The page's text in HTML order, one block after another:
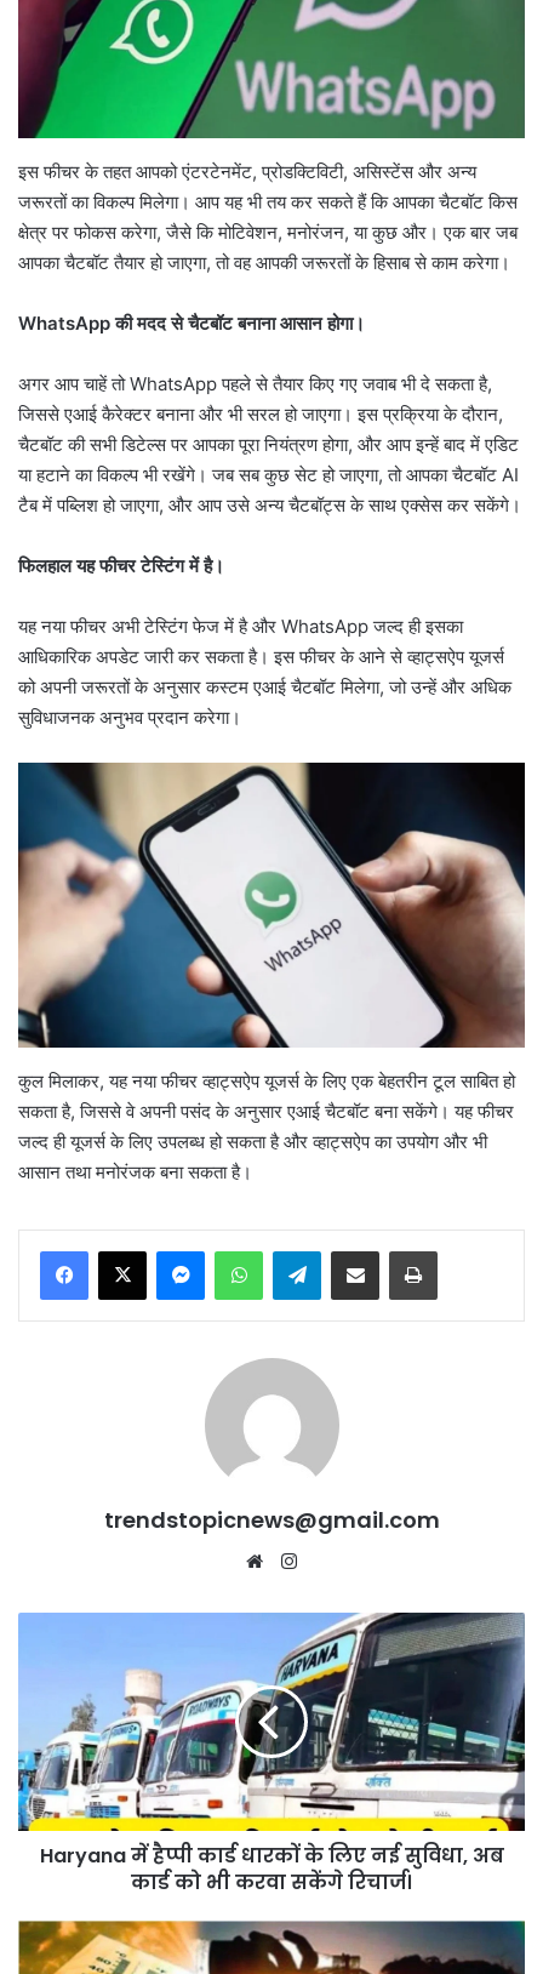
इस फीचर के तहत आपको एंटरटेनमेंट, प्रोडक्टिविटी, असिस्टेंस और अन्य
जरूरतों का विकल्प मिलेगा। आप यह भी तय कर सकते हैं कि आपका चैटबॉट किस
क्षेत्र पर फोकस करेगा, जैसे कि मोटिवेशन, मनोरंजन, या कुछ और। एक बार जब
आपका चैटबॉट तैयार हो जाएगा, तो वह आपकी जरूरतों के हिसाब से काम करेगा।
WhatsApp की मदद से चैटबॉट बनाना आसान होगा।
अगर आप चाहें तो WhatsApp पहले से तैयार किए गए जवाब भी दे सकता है,
जिससे एआई कैरेक्टर बनाना और भी सरल हो जाएगा। इस प्रक्रिया के दौरान,
चैटबॉट की सभी डिटेल्स पर आपका पूरा नियंत्रण होगा, और आप इन्हें बाद में एडिट
या हटाने का विकल्प भी रखेंगे। जब सब कुछ सेट हो जाएगा, तो आपका चैटबॉट AI
टैब में पब्लिश हो जाएगा, और आप उसे अन्य चैटबॉट्स के साथ एक्सेस कर सकेंगे।
फिलहाल यह फीचर टेस्टिंग में है।
यह नया फीचर अभी टेस्टिंग फेज में है और WhatsApp जल्द ही इसका
आधिकारिक अपडेट जारी कर सकता है। इस फीचर के आने से व्हाट्सऐप यूजर्स
को अपनी जरूरतों के अनुसार कस्टम एआई चैटबॉट मिलेगा, जो उन्हें और अधिक
सुविधाजनक अनुभव प्रदान करेगा।
कुल मिलाकर, यह नया फीचर व्हाट्सऐप यूजर्स के लिए एक बेहतरीन टूल साबित हो
सकता है, जिससे वे अपनी पसंद के अनुसार एआई चैटबॉट बना सकेंगे। यह फीचर
जल्द ही यूजर्स के लिए उपलब्ध हो सकता है और व्हाट्सऐप का उपयोग और भी
आसान तथा मनोरंजक बना सकता है।
MessengerWhatsAppTelegramShare via Email Print
trendstopicnews@gmail.com
Website
के
लिए
नई
सुविधा,
भी
करवा
Haryana में हैप्पी कार्ड धारकों के लिए नई सुविधा, अब
कार्ड को भी करवा सकेंगे रिचार्ज।
UP
में